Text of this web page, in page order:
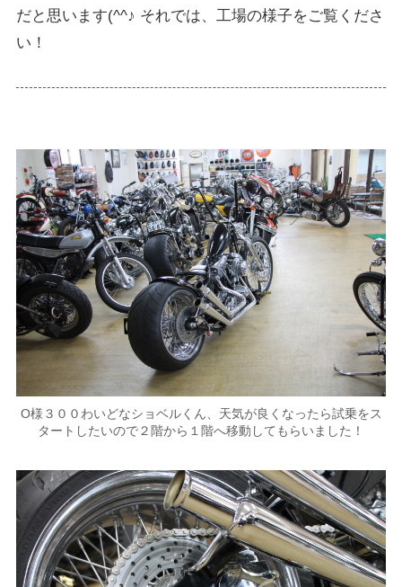
だと思います(^^♪ それでは、工場の様子をご覧くださ
い！
O様３００わいどなショベルくん、天気が良くなったら試乗をス
タートしたいので２階から１階へ移動してもらいました！